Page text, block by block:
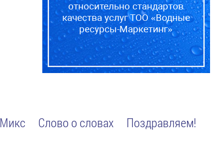
относительно стандартов
качества услуг ТОО «Водные
ресурсы-Маркетинг»
Микс Слово о словах
Поздравляем!